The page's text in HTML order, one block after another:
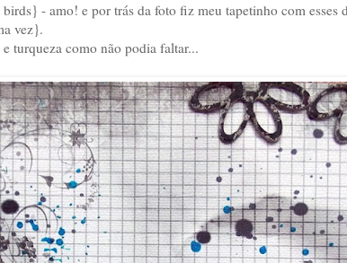
- amo! e por trás da foto fiz meu tapetinho com
vez}.
turqueza como não podia faltar...